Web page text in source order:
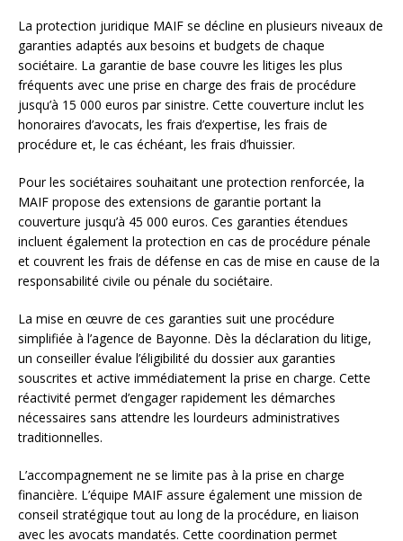
La protection juridique MAIF se décline en plusieurs niveaux de
garanties adaptés aux besoins et budgets de chaque
sociétaire. La garantie de base couvre les litiges les plus
fréquents avec une prise en charge des frais de procédure
jusqu’à 15 000 euros par sinistre. Cette couverture inclut les
honoraires d’avocats, les frais d’expertise, les frais de
procédure et, le cas échéant, les frais d’huissier.
Pour les sociétaires souhaitant une protection renforcée, la
MAIF propose des extensions de garantie portant la
couverture jusqu’à 45 000 euros. Ces garanties étendues
incluent également la protection en cas de procédure pénale
et couvrent les frais de défense en cas de mise en cause de la
responsabilité civile ou pénale du sociétaire.
La mise en œuvre de ces garanties suit une procédure
simplifiée à l’agence de Bayonne. Dès la déclaration du litige,
un conseiller évalue l’éligibilité du dossier aux garanties
souscrites et active immédiatement la prise en charge. Cette
réactivité permet d’engager rapidement les démarches
nécessaires sans attendre les lourdeurs administratives
traditionnelles.
L’accompagnement ne se limite pas à la prise en charge
financière. L’équipe MAIF assure également une mission de
conseil stratégique tout au long de la procédure, en liaison
avec les avocats mandatés. Cette coordination permet